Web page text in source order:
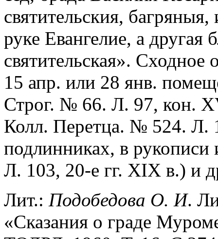
святительския,
руке Евангелие, а другая
святительская». Сходное
15 апр. или 28 янв.
Строг. № 66. Л. 97, кон.
Колл. Перетца. № 524. Л.
подлинниках, в
Л. 103, 20-е гг. XIX в.) и
Лит.: Подобедова О. И.
«Сказания о граде